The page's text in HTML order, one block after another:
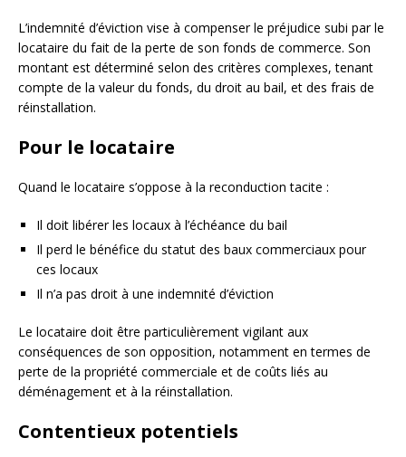
L’indemnité d’éviction vise à compenser le préjudice subi par le
locataire du fait de la perte de son fonds de commerce. Son
montant est déterminé selon des critères complexes, tenant
compte de la valeur du fonds, du droit au bail, et des frais de
réinstallation.
Pour le locataire
Quand le locataire s’oppose à la reconduction tacite :
Il doit libérer les locaux à l’échéance du bail
Il perd le bénéfice du statut des baux commerciaux pour
ces locaux
Il n’a pas droit à une indemnité d’éviction
Le locataire doit être particulièrement vigilant aux
conséquences de son opposition, notamment en termes de
perte de la propriété commerciale et de coûts liés au
déménagement et à la réinstallation.
Contentieux potentiels